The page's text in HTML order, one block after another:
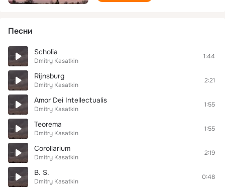
Песни
Scholia
Dmitry Kasatkin
1:44
Rijnsburg
Dmitry Kasatkin
2:21
Amor Dei Intellectualis
Dmitry Kasatkin
1:55
Teorema
Dmitry Kasatkin
1:55
Corollarium
Dmitry Kasatkin
2:19
B. S.
Dmitry Kasatkin
0:48